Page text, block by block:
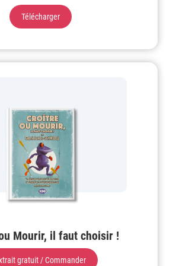
Télécharger
Mourir, il faut choisir !
gratuit / Commander